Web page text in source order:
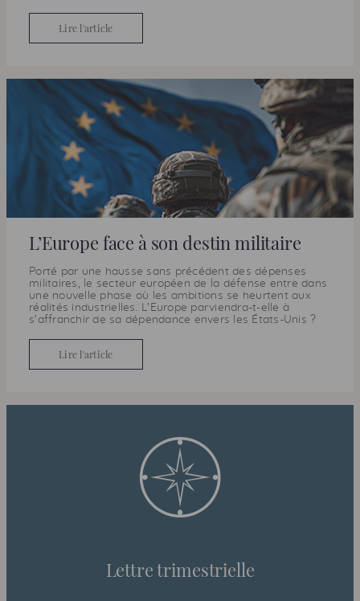
Lire l'article
L’Europe face à son destin militaire
Porté par une hausse sans précédent des dépenses
militaires, le secteur européen de la défense entre dans
une nouvelle phase où les ambitions se heurtent aux
réalités industrielles. L’Europe parviendra-t-elle à
s’affranchir de sa dépendance envers les États-Unis ?
Lire l'article
Lettre trimestrielle